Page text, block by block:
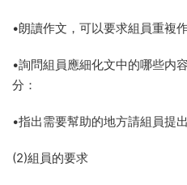
•朗讀作文，可以要求組員重複
•詢問組員應細化文中的哪些内
分：
•指出需要幫助的地方請組員提出
(2)組員的要求